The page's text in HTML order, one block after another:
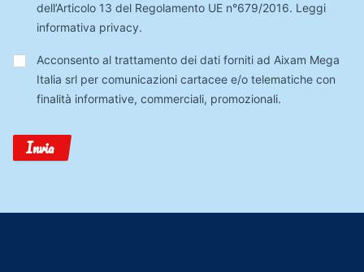
dell’Articolo 13 del Regolamento UE n°679/2016. Leggi
informativa privacy.
Trattamento
Dati
Acconsento al trattamento dei dati forniti ad Aixam Mega
Italia srl per comunicazioni cartacee e/o telematiche con
finalità informative, commerciali, promozionali.
Invia